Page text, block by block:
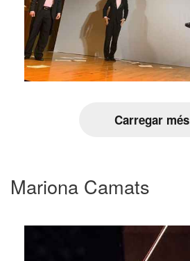
Carregar més
Mariona Camats